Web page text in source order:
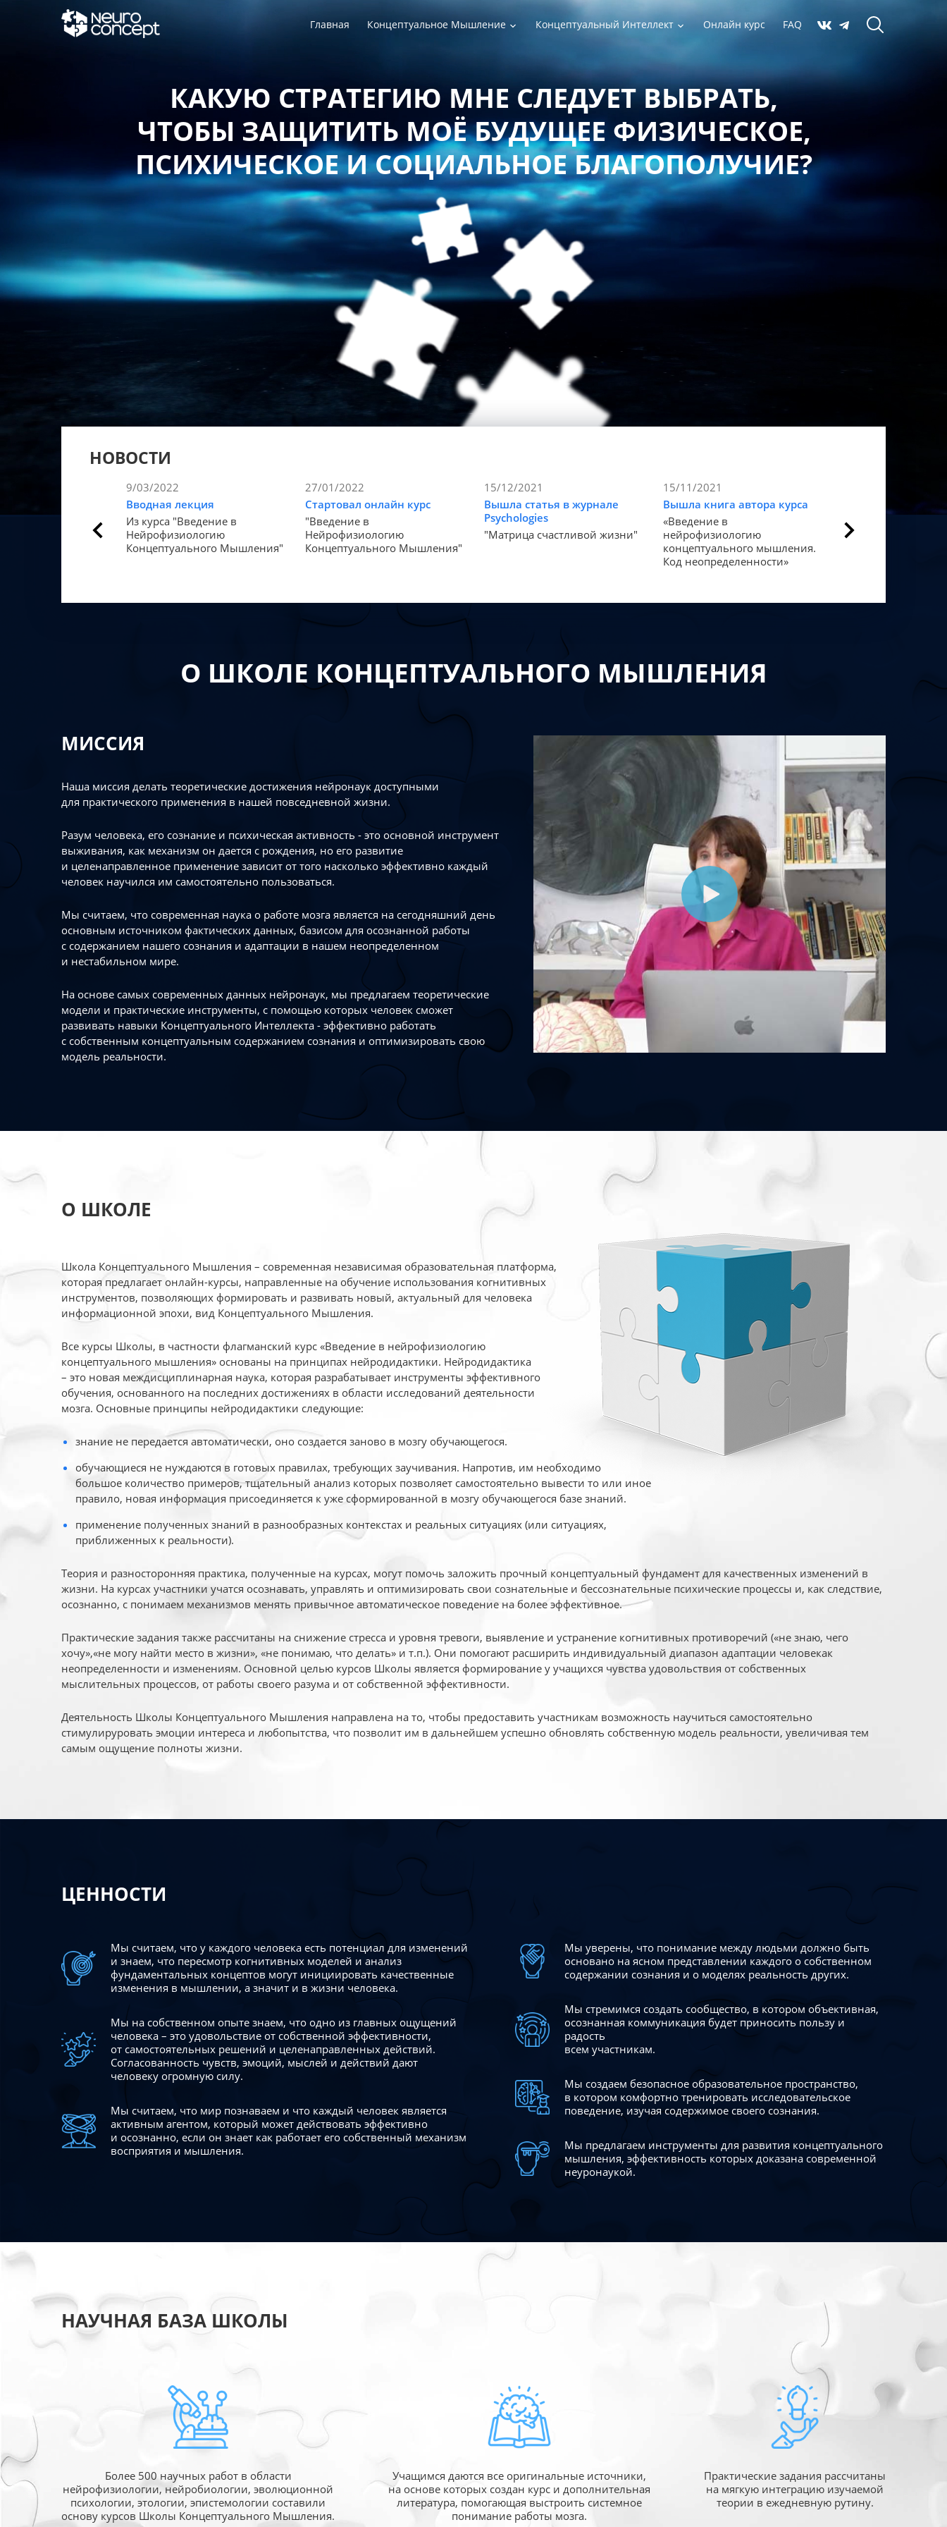
Главная Концептуальное Мышление Концептуальный Интеллект Онлайн курс FAQ
КАКУЮ СТРАТЕГИЮ МНЕ СЛЕДУЕТ ВЫБРАТЬ,
ЧТОБЫ ЗАЩИТИТЬ МОЁ БУДУЩЕЕ ФИЗИЧЕСКОЕ,
ПСИХИЧЕСКОЕ И СОЦИАЛЬНОЕ БЛАГОПОЛУЧИЕ?
НОВОСТИ
9/03/2022
Вводная лекция
Из курса "Введение в
Нейрофизиологию
Концептуального Мышления"
27/01/2022
Стартовал онлайн курс
"Введение в
Нейрофизиологию
Концептуального Мышления"
15/12/2021
Вышла статья в журнале
Psychologies
"Матрица счастливой жизни"
15/11/2021
Вышла книга автора курса
«Введение в
нейрофизиологию
концептуального мышления.
Код неопределенности»
Статья в Forbes
Как мозг
«счастье».
О ШКОЛЕ КОНЦЕПТУАЛЬНОГО МЫШЛЕНИЯ
МИССИЯ
Наша миссия делать теоретические достижения нейронаук доступными
для практического применения в нашей повседневной жизни.
Разум человека, его сознание и психическая активность - это основной инструмент
выживания, как механизм он дается с рождения, но его развитие
и целенаправленное применение зависит от того насколько эффективно каждый
человек научился им самостоятельно пользоваться.
Мы считаем, что современная наука о работе мозга является на сегодняшний день
основным источником фактических данных, базисом для осознанной работы
с содержанием нашего сознания и адаптации в нашем неопределенном
и нестабильном мире.
На основе самых современных данных нейронаук, мы предлагаем теоретические
модели и практические инструменты, с помощью которых человек сможет
развивать навыки Концептуального Интеллекта - эффективно работать
с собственным концептуальным содержанием сознания и оптимизировать свою
модель реальности.
О ШКОЛЕ
Школа Концептуального Мышления – современная независимая образовательная платформа,
которая предлагает онлайн-курсы, направленные на обучение использования когнитивных
инструментов, позволяющих формировать и развивать новый, актуальный для человека
информационной эпохи, вид Концептуального Мышления.
Все курсы Школы, в частности флагманский курс «Введение в нейрофизиологию
концептуального мышления» основаны на принципах нейродидактики. Нейродидактика
– это новая междисциплинарная наука, которая разрабатывает инструменты эффективного
обучения, основанного на последних достижениях в области исследований деятельности
мозга. Основные принципы нейродидактики следующие:
знание не передается автоматически, оно создается заново в мозгу обучающегося.
обучающиеся не нуждаются в готовых правилах, требующих заучивания. Напротив, им необходимо
большое количество примеров, тщательный анализ которых позволяет самостоятельно вывести то или иное
правило, новая информация присоединяется к уже сформированной в мозгу обучающегося базе знаний.
применение полученных знаний в разнообразных контекстах и реальных ситуациях (или ситуациях,
приближенных к реальности).
Теория и разносторонняя практика, полученные на курсах, могут помочь заложить прочный концептуальный фундамент для качественных изменений в
жизни. На курсах участники учатся осознавать, управлять и оптимизировать свои сознательные и бессознательные психические процессы и, как следствие,
осознанно, с понимаем механизмов менять привычное автоматическое поведение на более эффективное.
Практические задания также рассчитаны на снижение стресса и уровня тревоги, выявление и устранение когнитивных противоречий («не знаю, чего
хочу»,«не могу найти место в жизни», «не понимаю, что делать» и т.п.). Они помогают расширить индивидуальный диапазон адаптации человекак
неопределенности и изменениям. Основной целью курсов Школы является формирование у учащихся чувства удовольствия от собственных
мыслительных процессов, от работы своего разума и от собственной эффективности.
Деятельность Школы Концептуального Мышления направлена на то, чтобы предоставить участникам возможность научиться самостоятельно
стимулируровать эмоции интереса и любопытства, что позволит им в дальнейшем успешно обновлять собственную модель реальности, увеличивая тем
самым ощущение полноты жизни.
ЦЕННОСТИ
Мы считаем, что у каждого человека есть потенциал для изменений
и знаем, что пересмотр когнитивных моделей и анализ
фундаментальных концептов могут инициировать качественные
изменения в мышлении, а значит и в жизни человека.
Мы на собственном опыте знаем, что одно из главных ощущений
человека – это удовольствие от собственной эффективности,
от самостоятельных решений и целенаправленных действий.
Согласованность чувств, эмоций, мыслей и действий дают
человеку огромную силу.
Мы считаем, что мир познаваем и что каждый человек является
активным агентом, который может действовать эффективно
и осознанно, если он знает как работает его собственный механизм
восприятия и мышления.
Мы уверены, что понимание между людьми должно быть
основано на ясном представлении каждого о собственном
содержании сознания и о моделях реальность других.
Мы стремимся создать сообщество, в котором объективная,
осознанная коммуникация будет приносить пользу и
радость
всем участникам.
Мы создаем безопасное образовательное пространство,
в котором комфортно тренировать исследовательское
поведение, изучая содержимое своего сознания.
Мы предлагаем инструменты для развития концептуального
мышления, эффективность которых доказана современной
неуронаукой.
НАУЧНАЯ БАЗА ШКОЛЫ
Более 500 научных работ в области
нейрофизиологии, нейробиологии, эволюционной
психологии, этологии, эпистемологии составили
основу курсов Школы Концептуального Мышления.
Учащимся даются все оригинальные источники,
на основе которых создан курс и дополнительная
литература, помогающая выстроить системное
понимание работы мозга.
Практические задания рассчитаны
на мягкую интеграцию изучаемой
теории в ежедневную рутину.